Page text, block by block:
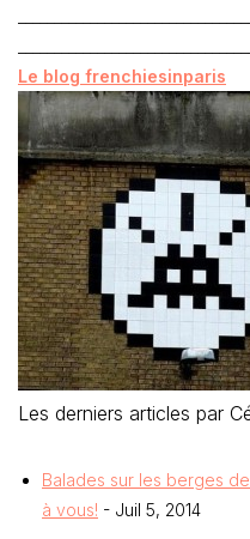
Le blog frenchiesinparis
Les derniers articles par
Balades sur les berges
à vous! - Juil 5, 2014